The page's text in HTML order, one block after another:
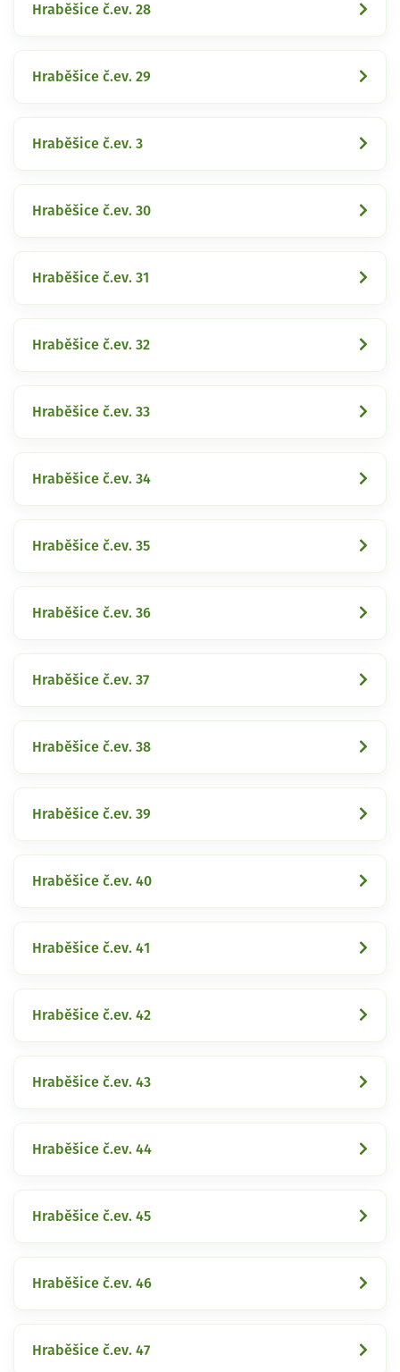
Hraběšice č.ev. 28
Hraběšice č.ev. 29
Hraběšice č.ev. 3
Hraběšice č.ev. 30
Hraběšice č.ev. 31
Hraběšice č.ev. 32
Hraběšice č.ev. 33
Hraběšice č.ev. 34
Hraběšice č.ev. 35
Hraběšice č.ev. 36
Hraběšice č.ev. 37
Hraběšice č.ev. 38
Hraběšice č.ev. 39
Hraběšice č.ev. 40
Hraběšice č.ev. 41
Hraběšice č.ev. 42
Hraběšice č.ev. 43
Hraběšice č.ev. 44
Hraběšice č.ev. 45
Hraběšice č.ev. 46
Hraběšice č.ev. 47